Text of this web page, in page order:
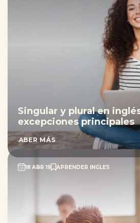
Singular y plural en
excepciones principales
SABER MÁS
18 ABR 19 APRENDER INGLES